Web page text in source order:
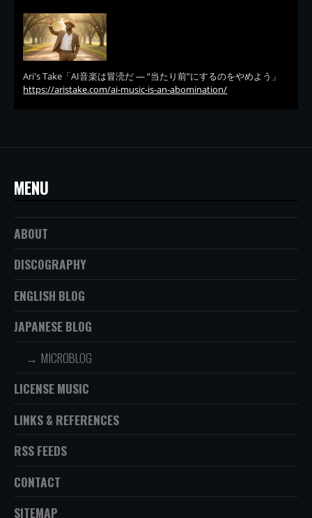
Ari's Take「AI音楽は冒涜だ — “当たり前”にするのをやめよう」
https://aristake.com/ai-music-is-an-abomination/
MENU
ABOUT
DISCOGRAPHY
ENGLISH BLOG
JAPANESE BLOG
MICROBLOG
LICENSE MUSIC
LINKS & REFERENCES
RSS FEEDS
CONTACT
SITEMAP